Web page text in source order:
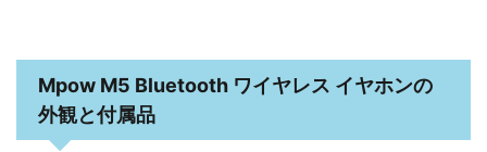
Mpow M5 Bluetooth ワイヤレス イヤホンの
外観と付属品